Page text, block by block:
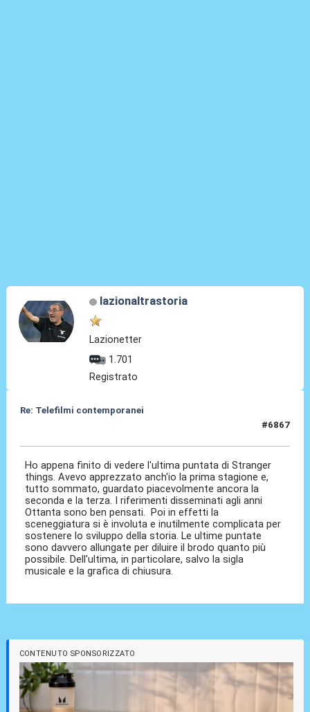
lazionaltrastoria
Lazionetter
1.701
Registrato
Re: Telefilmi contemporanei
#6867
Ho appena finito di vedere l'ultima puntata di Stranger
things. Avevo apprezzato anch'io la prima stagione e,
tutto sommato, guardato piacevolmente ancora la
seconda e la terza. I riferimenti disseminati agli anni
Ottanta sono ben pensati. Poi in effetti la
sceneggiatura si è involuta e inutilmente complicata per
sostenere lo sviluppo della storia. Le ultime puntate
sono davvero allungate per diluire il brodo quanto più
possibile. Dell'ultima, in particolare, salvo la sigla
musicale e la grafica di chiusura.
CONTENUTO SPONSORIZZATO